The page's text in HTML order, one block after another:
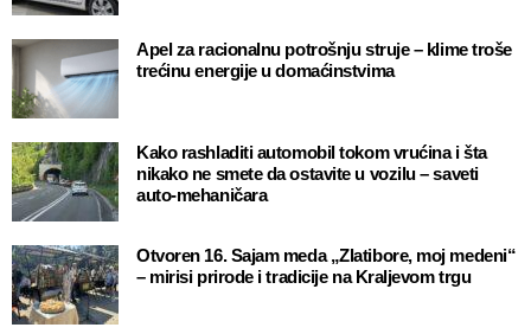
Apel za racionalnu potrošnju struje – klime troše
trećinu energije u domaćinstvima
Kako rashladiti automobil tokom vrućina i šta
nikako ne smete da ostavite u vozilu – saveti
auto-mehaničara
Otvoren 16. Sajam meda „Zlatibore, moj medeni“
– mirisi prirode i tradicije na Kraljevom trgu